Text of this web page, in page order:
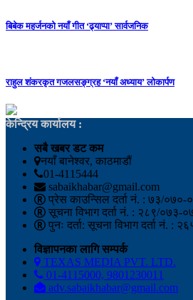
बिबेक महर्जनको नयाँ गीत ‘ढ्याप्पा’ सार्वजनिक
राहुल शंकरकृत गजलसङ्ग्रह ‘नयाँ अध्याय’ लोकार्पण
केन्द्रिय कार्यालय :
सबै खबर डट कम
नयाँ बानेश्वर, काठमाडौं
01-4115444
sabaikhabar@gmail.com
प्रेस काउन्सिल दर्ता नं. : ७३/०७०-
सूचना विभाग दर्ता नं. : २८९/०७३-
पुनः दर्ता: सूचना विभाग दर्ता नं. :
विज्ञापनका लागि सम्पर्क
TEXAS MEDIA PVT. LTD.
01-4115000, 9801230011
adv.sabaikhabar@gmail.com